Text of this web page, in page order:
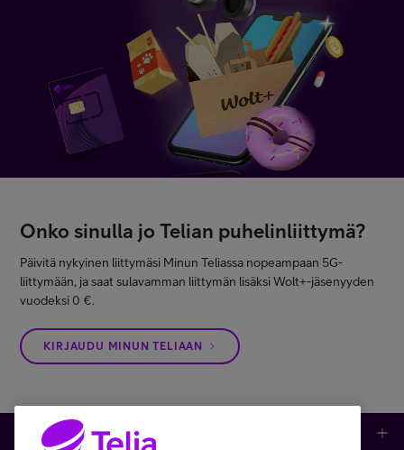
Onko sinulla jo Telian puhelinliittymä?
Päivitä nykyinen liittymäsi Minun Teliassa nopeampaan 5G-
liittymään, ja saat sulavamman liittymän lisäksi Wolt+-jäsenyyden
vuodeksi 0 €.
KIRJAUDU MINUN TELIAAN
Kauppa